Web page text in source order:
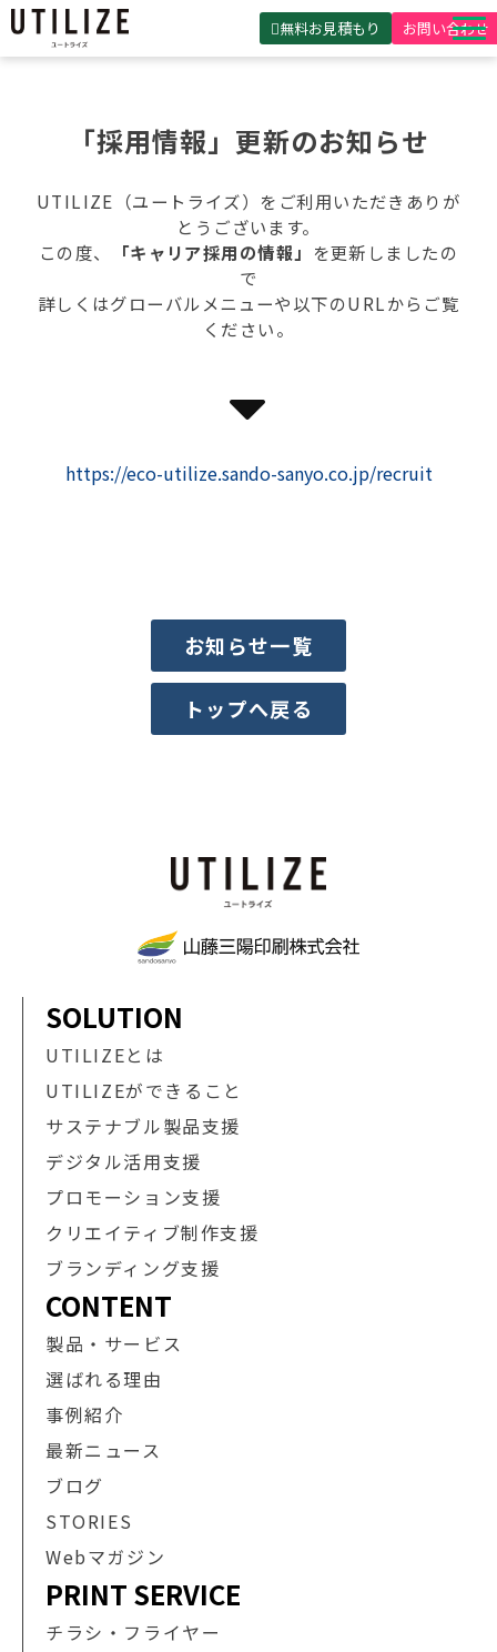
無料お見積もり お問い合わせ
選ばれる理由
事例紹介
会社概要
「採用情報」更新のお知らせ
UTILIZE（ユートライズ）をご利用いただきありが
とうございます。
この度、
「キャリア採用の情報」 を更新しましたの
で
詳しくはグローバルメニューや以下のURLからご覧
ください。
https://eco-utilize.sando-sanyo.co.jp/recruit
お知らせ一覧
トップへ戻る
SOLUTION
UTILIZEとは
UTILIZEができること
サステナブル製品支援
デジタル活用支援
プロモーション支援
クリエイティブ制作支援
ブランディング支援
CONTENT
製品・サービス
選ばれる理由
事例紹介
最新ニュース
ブログ
STORIES
Webマガジン
PRINT SERVICE
チラシ・フライヤー